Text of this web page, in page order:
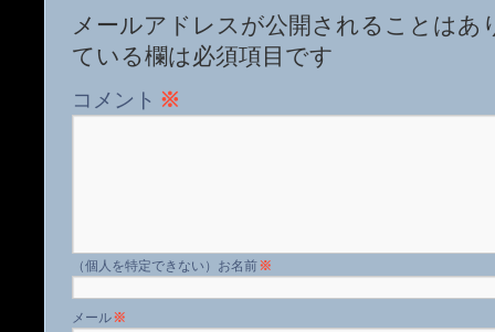
メールアドレスが公開されることはあ
ている欄は必須項目です
コメント ※
名前※
メール※